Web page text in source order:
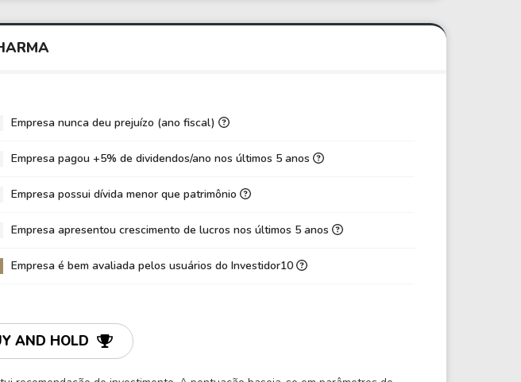
Empresa nunca deu prejuízo (ano fiscal)
Empresa pagou +5% de dividendos/ano nos últimos 5 anos
Empresa possui dívida menor que patrimônio
Empresa apresentou crescimento de lucros nos últimos 5 anos
Empresa é bem avaliada pelos usuários do Investidor10
AND HOLD